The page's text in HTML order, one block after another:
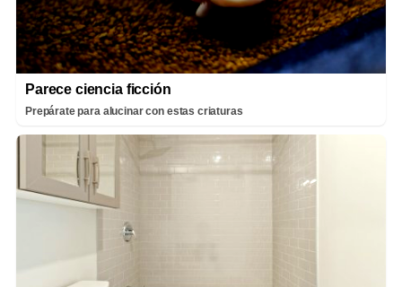
Parece ciencia ficción
Prepárate para alucinar con estas criaturas